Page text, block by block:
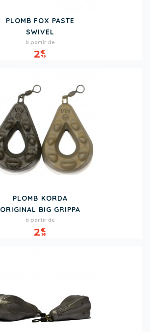
PLOMB FOX PASTE
SWIVEL
Prix
à partir de
2€
79
PLOMB KORDA
ORIGINAL BIG GRIPPA
Prix
à partir de
2€
95